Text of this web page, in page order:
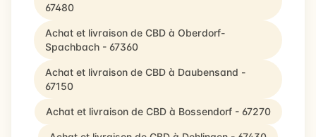
67480
Achat et livraison de CBD à Oberdorf-
Spachbach - 67360
Achat et livraison de CBD à Daubensand -
67150
Achat et livraison de CBD à Bossendorf - 67270